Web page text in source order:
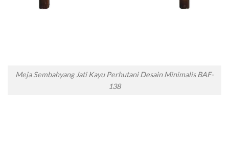
Meja Sembahyang Jati Kayu Perhutani Desain Minimalis BAF-
138